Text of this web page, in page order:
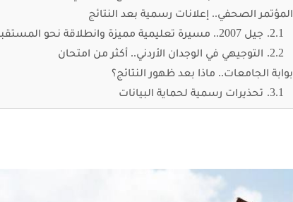
المؤتمر الصحفي.. إعلانات رسمية بعد النتائج
جيل 2007.. مسيرة تعليمية مميزة وانطلاقة نحو المستقبل
التوجيهي في الوجدان الأردني.. أكثر من امتحان
بوابة الجامعات.. ماذا بعد ظهور النتائج؟
تحذيرات رسمية لحماية البيانات